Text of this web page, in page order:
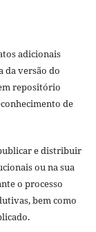
adicionais
da versão do
repositório
de
e distribuir
ou na sua
o processo
bem como